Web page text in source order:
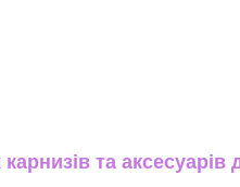
та аксесуарів